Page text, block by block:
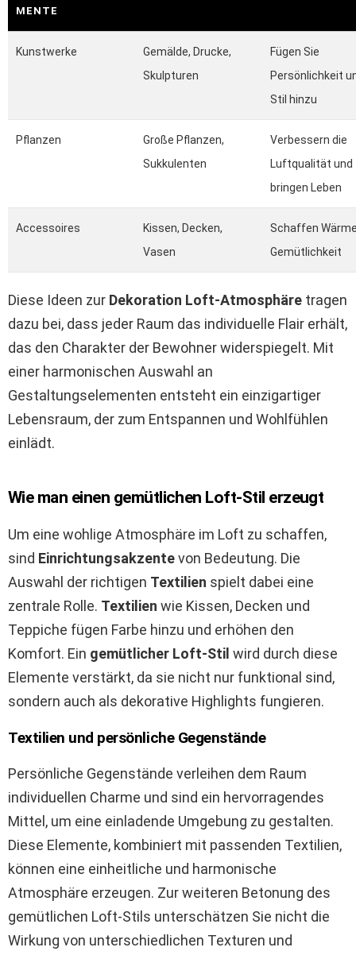
MENTE
Kunstwerke
Gemälde, Drucke,
Skulpturen
Fügen Sie
Persönlichkeit
Stil hinzu
Pflanzen
Große Pflanzen,
Sukkulenten
Verbessern die
Luftqualität und
bringen Leben
Accessoires
Kissen, Decken,
Vasen
Schaffen
Gemütlichkeit
Diese Ideen zur Dekoration Loft-Atmosphäre tragen
dazu bei, dass jeder Raum das individuelle Flair erhält,
das den Charakter der Bewohner widerspiegelt. Mit
einer harmonischen Auswahl an
Gestaltungselementen entsteht ein einzigartiger
Lebensraum, der zum Entspannen und Wohlfühlen
einlädt.
Wie man einen gemütlichen Loft-Stil erzeugt
Um eine wohlige Atmosphäre im Loft zu schaffen,
sind Einrichtungsakzentevon Bedeutung. Die
Auswahl der richtigen Textilien spielt dabei eine
zentrale Rolle. Textilien wie Kissen, Decken und
Teppiche fügen Farbe hinzu und erhöhen den
Komfort. Ein gemütlicher Loft-Stil wird durch diese
Elemente verstärkt, da sie nicht nur funktional sind,
sondern auch als dekorative Highlights fungieren.
Textilien und persönliche Gegenstände
Persönliche Gegenstände verleihen dem Raum
individuellen Charme und sind ein hervorragendes
Mittel, um eine einladende Umgebung zu gestalten.
Diese Elemente, kombiniert mit passenden Textilien,
können eine einheitliche und harmonische
Atmosphäre erzeugen. Zur weiteren Betonung des
gemütlichen Loft-Stils unterschätzen Sie nicht die
Wirkung von unterschiedlichen Texturen und